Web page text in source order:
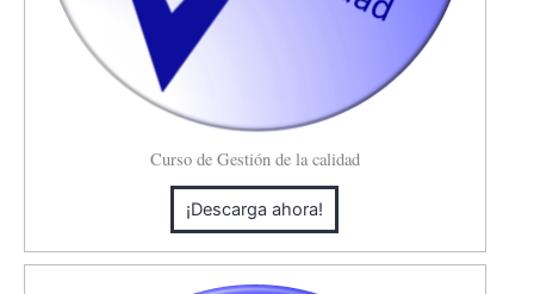
Curso de Gestión de la calidad
¡Descarga ahora!